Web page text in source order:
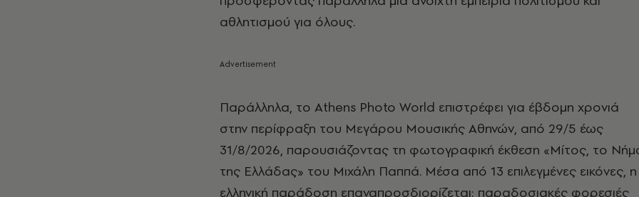
αθλητισμού για όλους.
Παράλληλα, το Athens Photo World επιστρέφει για έβδομη χρονιά
στην περίφραξη του Μεγάρου Μουσικής Αθηνών, από 29/5 έως
31/8/2026, παρουσιάζοντας τη φωτογραφική έκθεση «Μίτος, το
της Ελλάδας» του Μιχάλη Παππά. Μέσα από 13 επιλεγμένες εικόνες, η
ελληνική παράδοση επαναπροσδιορίζεται: παραδοσιακές φορεσιές